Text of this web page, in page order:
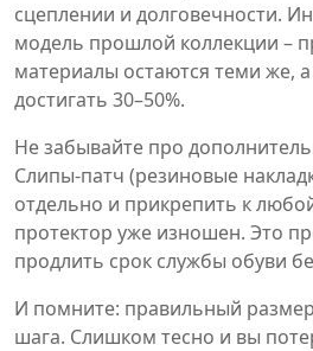
сцеплении и долговечности.
модель прошлой коллекции –
материалы остаются теми же, а
достигать 30–50%.
Не забывайте про
Слипы‑патч (резиновые
отдельно и прикрепить к
протектор уже изношен. Это
продлить срок службы обуви
И помните: правильный
шага. Слишком тесно и вы